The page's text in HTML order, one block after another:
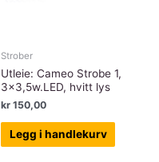
Strober
Utleie: Cameo Strobe 1,
3×3,5w.LED, hvitt lys
kr 150,00
Legg i handlekurv